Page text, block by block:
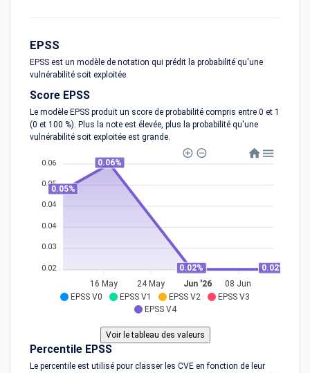
EPSS
EPSS est un modèle de notation qui prédit la probabilité qu'une
vulnérabilité soit exploitée.
Score EPSS
Le modèle EPSS produit un score de probabilité compris entre 0 et 1
(0 et 100 %). Plus la note est élevée, plus la probabilité qu'une
vulnérabilité soit exploitée est grande.
EPSS V0 EPSS V1 EPSS V2
EPSS V3
EPSS V4
0.06
0.05
0.04
0.04
0.03
0.02
0.05%
0.06%
0.02%
0.02%
16 May
24 May Jun '26 08 Jun
Percentile EPSS
Le percentile est utilisé pour classer les CVE en fonction de leur